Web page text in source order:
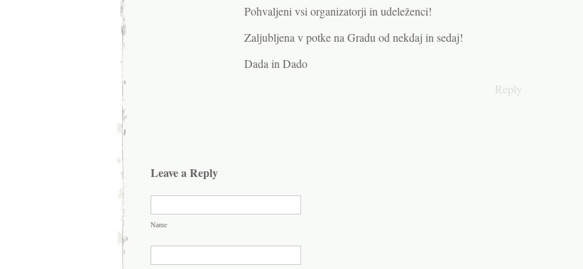
Pohvaljeni vsi organizatorji in udeleženci!
Zaljubljena v potke na Gradu od nekdaj in sedaj!
Dada in Dado
Reply
Leave a Reply
Name